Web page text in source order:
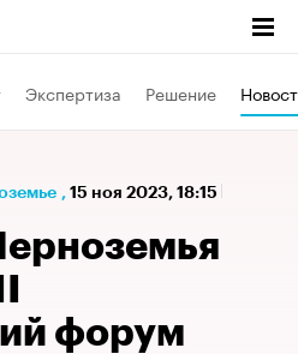
Экспертиза Решение
, 15 ноя 2023, 18:15
форум